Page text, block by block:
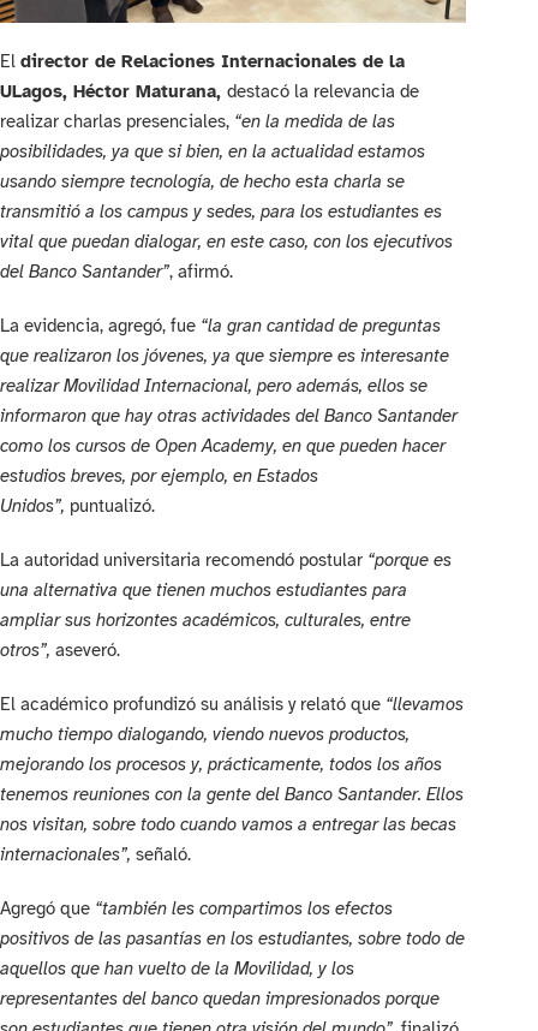
El director de Relaciones Internacionales de la
ULagos, Héctor Maturana, destacó la relevancia de
realizar charlas presenciales, “en la medida de las
posibilidades, ya que si bien, en la actualidad estamos
usando siempre tecnología, de hecho esta charla se
transmitió a los campus y sedes, para los estudiantes es
vital que puedan dialogar, en este caso, con los ejecutivos
del Banco Santander”, afirmó.
La evidencia, agregó, fue “la gran cantidad de preguntas
que realizaron los jóvenes, ya que siempre es interesante
realizar Movilidad Internacional, pero además, ellos se
informaron que hay otras actividades del Banco Santander
como los cursos de Open Academy, en que pueden hacer
estudios breves, por ejemplo, en Estados
Unidos”, puntualizó.
La autoridad universitaria recomendó postular “porque es
una alternativa que tienen muchos estudiantes para
ampliar sus horizontes académicos, culturales, entre
otros”, aseveró.
El académico profundizó su análisis y relató que “llevamos
mucho tiempo dialogando, viendo nuevos productos,
mejorando los procesos y, prácticamente, todos los años
tenemos reuniones con la gente del Banco Santander. Ellos
nos visitan, sobre todo cuando vamos a entregar las becas
internacionales”, señaló.
Agregó que “también les compartimos los efectos
positivos de las pasantías en los estudiantes, sobre todo de
aquellos que han vuelto de la Movilidad, y los
representantes del banco quedan impresionados porque